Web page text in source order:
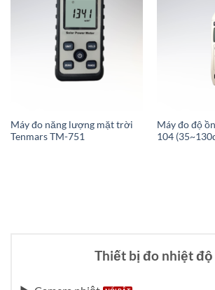
Máy đo năng lượng mặt trời
Tenmars TM-751
Máy đo độ
104
Thiết bị đo nhiệt độ